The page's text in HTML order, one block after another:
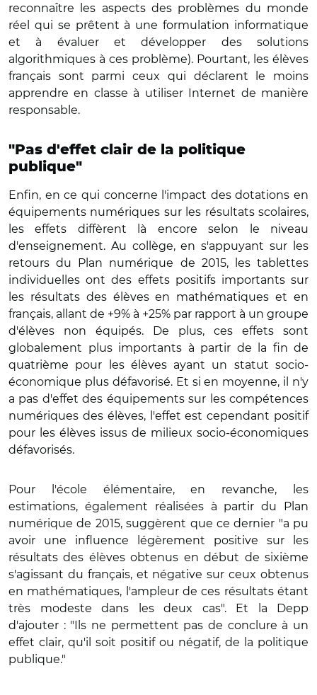
reconnaître les aspects des problèmes du monde
réel qui se prêtent à une formulation informatique
et à évaluer et développer des solutions
algorithmiques à ces problème). Pourtant, les élèves
français sont parmi ceux qui déclarent le moins
apprendre en classe à utiliser Internet de manière
responsable.
"Pas d'effet clair de la politique
publique"
Enfin, en ce qui concerne l'impact des dotations en
équipements numériques sur les résultats scolaires,
les effets diffèrent là encore selon le niveau
d'enseignement. Au collège, en s'appuyant sur les
retours du Plan numérique de 2015, les tablettes
individuelles ont des effets positifs importants sur
les résultats des élèves en mathématiques et en
français, allant de +9% à +25% par rapport à un groupe
d'élèves non équipés. De plus, ces effets sont
globalement plus importants à partir de la fin de
quatrième pour les élèves ayant un statut socio-
économique plus défavorisé. Et si en moyenne, il n'y
a pas d'effet des équipements sur les compétences
numériques des élèves, l'effet est cependant positif
pour les élèves issus de milieux socio-économiques
défavorisés.
Pour l'école élémentaire, en revanche, les
estimations, également réalisées à partir du Plan
numérique de 2015, suggèrent que ce dernier "a pu
avoir une influence légèrement positive sur les
résultats des élèves obtenus en début de sixième
s'agissant du français, et négative sur ceux obtenus
en mathématiques, l'ampleur de ces résultats étant
très modeste dans les deux cas". Et la Depp
d'ajouter : "Ils ne permettent pas de conclure à un
effet clair, qu'il soit positif ou négatif, de la politique
publique."